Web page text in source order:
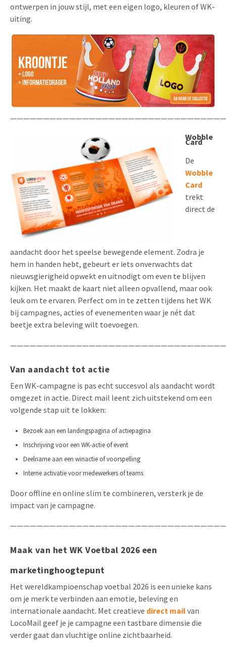
ontwerpen in jouw stijl, met een eigen logo, kleuren of WK-
uiting.
Wobble
Card
De
Wobble
Card
trekt
direct de
aandacht door het speelse bewegende element. Zodra je
hem in handen hebt, gebeurt er iets onverwachts dat
nieuwsgierigheid opwekt en uitnodigt om even te blijven
kijken. Het maakt de kaart niet alleen opvallend, maar ook
leuk om te ervaren. Perfect om in te zetten tijdens het WK
bij campagnes, acties of evenementen waar je nét dat
beetje extra beleving wilt toevoegen.
Van aandacht tot actie
Een WK-campagne is pas echt succesvol als aandacht wordt
omgezet in actie. Direct mail leent zich uitstekend om een
volgende stap uit te lokken:
Bezoek aan een landingspagina of actiepagina
Inschrijving voor een WK-actie of event
Deelname aan een winactie of voorspelling
Interne activatie voor medewerkers of teams
Door offline en online slim te combineren, versterk je de
impact van je campagne.
Maak van het WK Voetbal 2026 een
marketinghoogtepunt
Het wereldkampioenschap voetbal 2026 is een unieke kans
om je merk te verbinden aan emotie, beleving en
internationale aandacht. Met creatieve direct mailvan
LocoMail geef je je campagne een tastbare dimensie die
verder gaat dan vluchtige online zichtbaarheid.